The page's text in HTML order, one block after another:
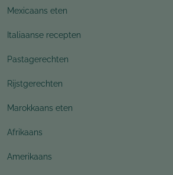
Mexicaans eten
Italiaanse recepten
Pastagerechten
Rijstgerechten
Marokkaans eten
Afrikaans
Amerikaans